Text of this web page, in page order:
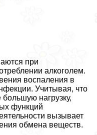
при
алкоголем.
воспаления в
Учитывая, что
нагрузку,
функций
вызывает
обмена веществ.